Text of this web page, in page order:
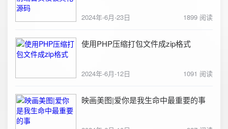
2024年-6月-23日 1899 阅读
使用PHP压缩打包文件成zip格式
2024年-6月-12日 1091 阅读
映画美图|爱你是我生命中最重要的事